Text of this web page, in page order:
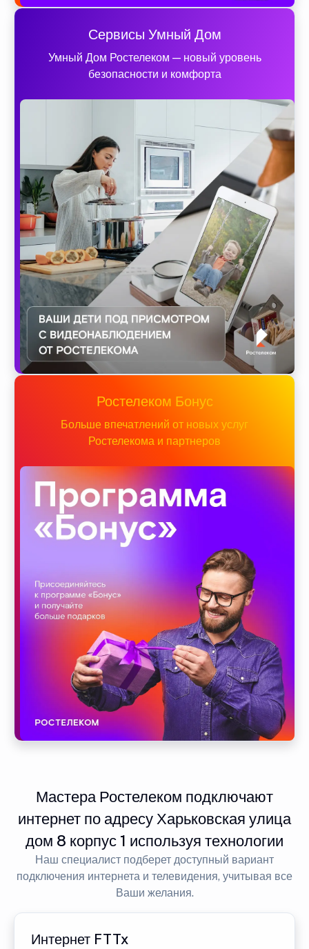
Сервисы Умный Дом
Умный Дом Ростелеком — новый уровень
безопасности и комфорта
Ростелеком Бонус
Больше впечатлений от новых услуг
Ростелекома и партнеров
Мастера Ростелеком подключают
интернет по адресу Харьковская улица
дом 8 корпус 1 используя технологии
Наш специалист подберет доступный вариант
подключения интернета и телевидения, учитывая все
Ваши желания.
Интернет FTTx